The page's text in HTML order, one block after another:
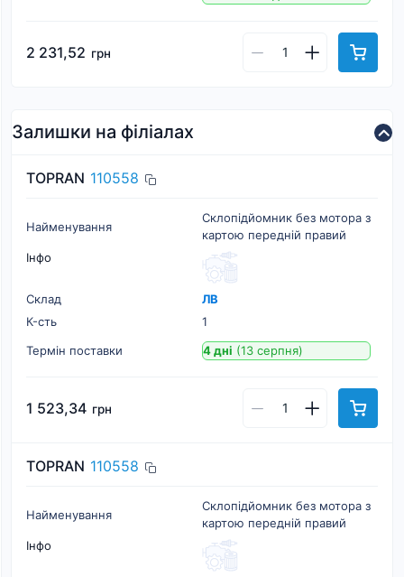
2 231,52 грн
Залишки на філіалах
TOPRAN 110558
Найменування
Склопідйомник без мотора з
картою передній правий
Інфо
Склад
ЛВ
К-cть
1
Термін поставки
4 дні (13 серпня)
1 523,34 грн
TOPRAN 110558
Найменування
Склопідйомник без мотора з
картою передній правий
Інфо